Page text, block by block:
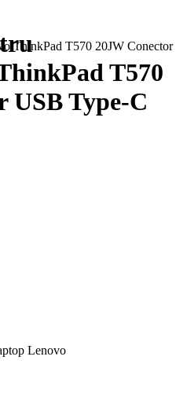
T570
USB Type-C
Lenovo